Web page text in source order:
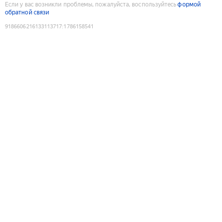
Если у вас возникли проблемы, пожалуйста, воспользуйтесьформой
обратной связи
9186606216133113717:1786158541